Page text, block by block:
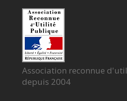
Association reconnue
depuis 2004